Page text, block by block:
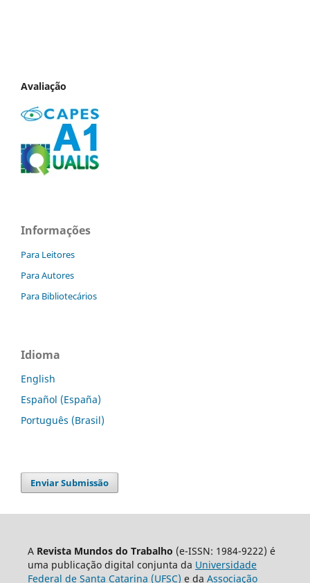
Avaliação
Informações
Para Leitores
Para Autores
Para Bibliotecários
Idioma
English
Español (España)
Português (Brasil)
Enviar Submissão
A Revista Mundos do Trabalho (e-ISSN: 1984-9222) é
uma publicação digital conjunta da Universidade
Federal de Santa Catarina (UFSC) e da Associação